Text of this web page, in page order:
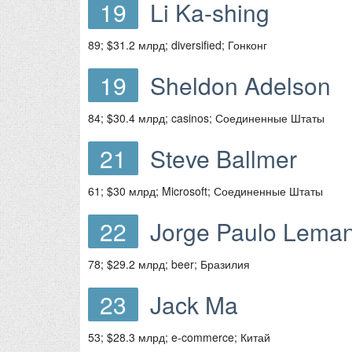
19 Li Ka-shing
89; $31.2 млрд; diversified; Гонконг
19 Sheldon Adelson
84; $30.4 млрд; casinos; Соединенные Штаты
21 Steve Ballmer
61; $30 млрд; Microsoft; Соединенные Штаты
22 Jorge Paulo
78; $29.2 млрд; beer; Бразилия
23 Jack Ma
53; $28.3 млрд; e-commerce; Китай